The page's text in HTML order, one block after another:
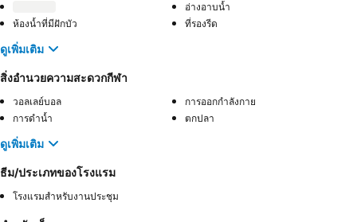
อ่างอาบน้ำ
ห้องน้ำที่มีฝักบัว
ที่รองรีด
ดูเพิ่มเติม
สิ่งอำนวยความสะดวกกีฬา
วอลเลย์บอล
การออกกำลังกาย
การดำน้ำ
ตกปลา
ดูเพิ่มเติม
ธีม/ประเภทของโรงแรม
โรงแรมสำหรับงานประชุม